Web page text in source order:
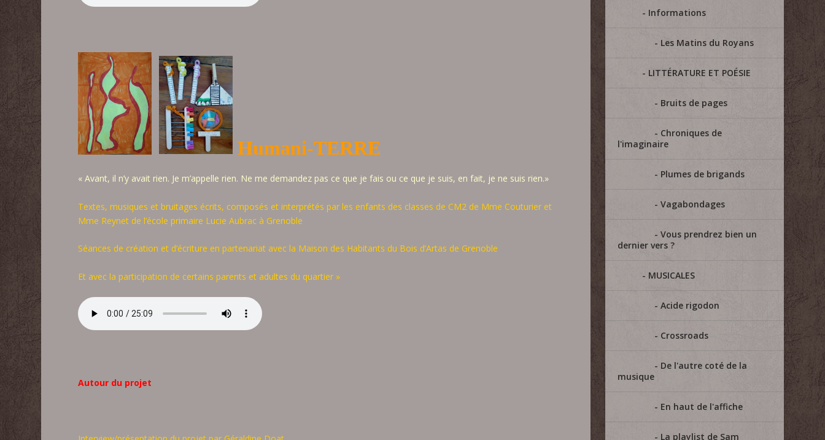
Humani-TERRE
« Avant, il n’y avait rien. Je m’appelle rien. Ne me demandez pas ce que je fais ou ce que je suis, en fait, je ne suis rien.»
Textes, musiques et bruitages écrits, composés et interprétés par les enfants des classes de CM2 de Mme Couturier et
Mme Reynet de l’école primaire Lucie Aubrac à Grenoble
Séances de création et d’écriture en partenariat avec la Maison des Habitants du Bois d’Artas de Grenoble
Et avec la participation de certains parents et adultes du quartier »
Autour du projet
Informations
Les Matins du Royans
LITTÉRATURE ET POÉSIE
Bruits de pages
Chroniques de
l'imaginaire
Plumes de brigands
Vagabondages
Vous prendrez bien un
dernier vers ?
MUSICALES
Acide rigodon
Crossroads
De l'autre coté de la
musique
En haut de l'affiche
La playlist de Sam